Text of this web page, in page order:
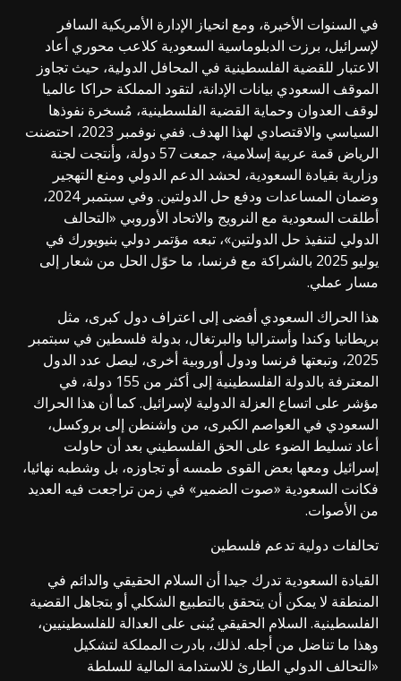
في السنوات الأخيرة، ومع انحياز الإدارة الأمريكية السافر
لإسرائيل، برزت الدبلوماسية السعودية كلاعب محوري أعاد
الاعتبار للقضية الفلسطينية في المحافل الدولية، حيث تجاوز
الموقف السعودي بيانات الإدانة، لتقود المملكة حراكا عالميا
لوقف العدوان وحماية القضية الفلسطينية، مُسخرة نفوذها
السياسي والاقتصادي لهذا الهدف. ففي نوفمبر 2023، احتضنت
الرياض قمة عربية إسلامية، جمعت 57 دولة، وأنتجت لجنة
وزارية بقيادة السعودية، لحشد الدعم الدولي ومنع التهجير
وضمان المساعدات ودفع حل الدولتين. وفي سبتمبر 2024،
أطلقت السعودية مع النرويج والاتحاد الأوروبي «التحالف
الدولي لتنفيذ حل الدولتين»، تبعه مؤتمر دولي بنيويورك في
يوليو 2025 بالشراكة مع فرنسا، ما حوّل الحل من شعار إلى
مسار عملي.
هذا الحراك السعودي أفضى إلى اعتراف دول كبرى، مثل
بريطانيا وكندا وأستراليا والبرتغال، بدولة فلسطين في سبتمبر
2025، وتبعتها فرنسا ودول أوروبية أخرى، ليصل عدد الدول
المعترفة بالدولة الفلسطينية إلى أكثر من 155 دولة، في
مؤشر على اتساع العزلة الدولية لإسرائيل. كما أن هذا الحراك
السعودي في العواصم الكبرى، من واشنطن إلى بروكسل،
أعاد تسليط الضوء على الحق الفلسطيني بعد أن حاولت
إسرائيل ومعها بعض القوى طمسه أو تجاوزه، بل وشطبه نهائيا،
فكانت السعودية «صوت الضمير» في زمن تراجعت فيه العديد
من الأصوات.
تحالفات دولية تدعم فلسطين
القيادة السعودية تدرك جيدا أن السلام الحقيقي والدائم في
المنطقة لا يمكن أن يتحقق بالتطبيع الشكلي أو بتجاهل القضية
الفلسطينية. السلام الحقيقي يُبنى على العدالة للفلسطينيين،
وهذا ما تناضل من أجله. لذلك، بادرت المملكة لتشكيل
«التحالف الدولي الطارئ للاستدامة المالية للسلطة